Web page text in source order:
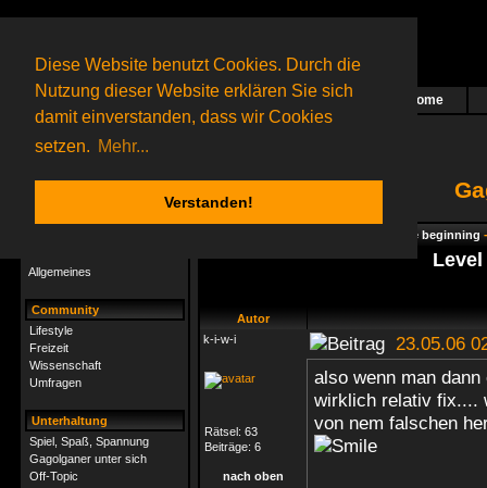
Diese Website benutzt Cookies. Durch die
Nutzung dieser Website erklären Sie sich
damit einverstanden, dass wir Cookies
setzen. Mehr...
Verstanden!
Das nächste Rätsel ist in Arbeit Home
27 Gagolganeronline(0 registrierte und 27 Gäste)
Gagolganer:
9732Rätsel online:
Allgemeines
Community
Lifestyle
Freizeit
Wissenschaft
Umfragen
Unterhaltung
Spiel, Spaß, Spannung
Gagolganer unter sich
Off-Topic
Gagolga - The beginning
Autor
k-i-w-i
23.05.06
Rätsel: 63
Beiträge: 6
also wenn man
wirklich relativ fix....
von nem falschen
nach oben